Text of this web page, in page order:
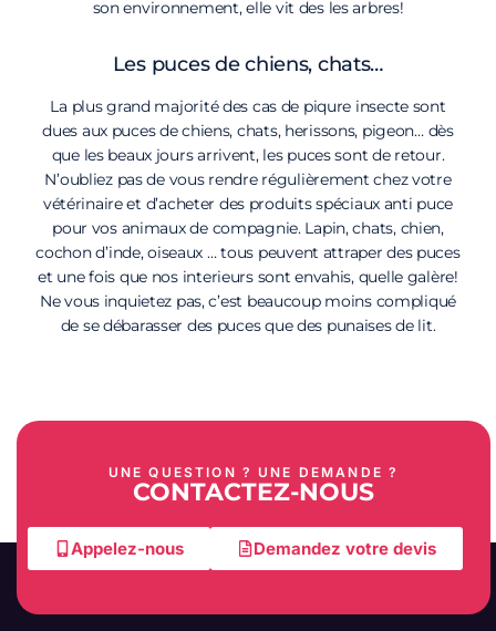
son environnement, elle vit des les arbres!
Les puces de chiens, chats…
La plus grand majorité des cas de piqure insecte sont
dues aux puces de chiens, chats, herissons, pigeon… dès
que les beaux jours arrivent, les puces sont de retour.
N’oubliez pas de vous rendre régulièrement chez votre
vétérinaire et d’acheter des produits spéciaux anti puce
pour vos animaux de compagnie. Lapin, chats, chien,
cochon d’inde, oiseaux … tous peuvent attraper des puces
et une fois que nos interieurs sont envahis, quelle galère!
Ne vous inquietez pas, c’est beaucoup moins compliqué
de se débarasser des puces que des punaises de lit.
UNE QUESTION ? UNE DEMANDE ?
CONTACTEZ-NOUS
Appelez-nous Demandez votre devis